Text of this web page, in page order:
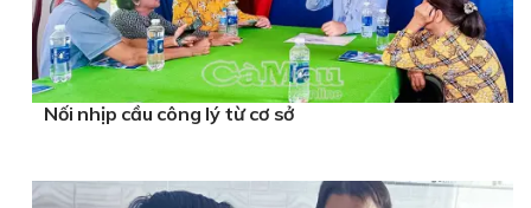
Nối nhịp cầu công lý từ cơ sở